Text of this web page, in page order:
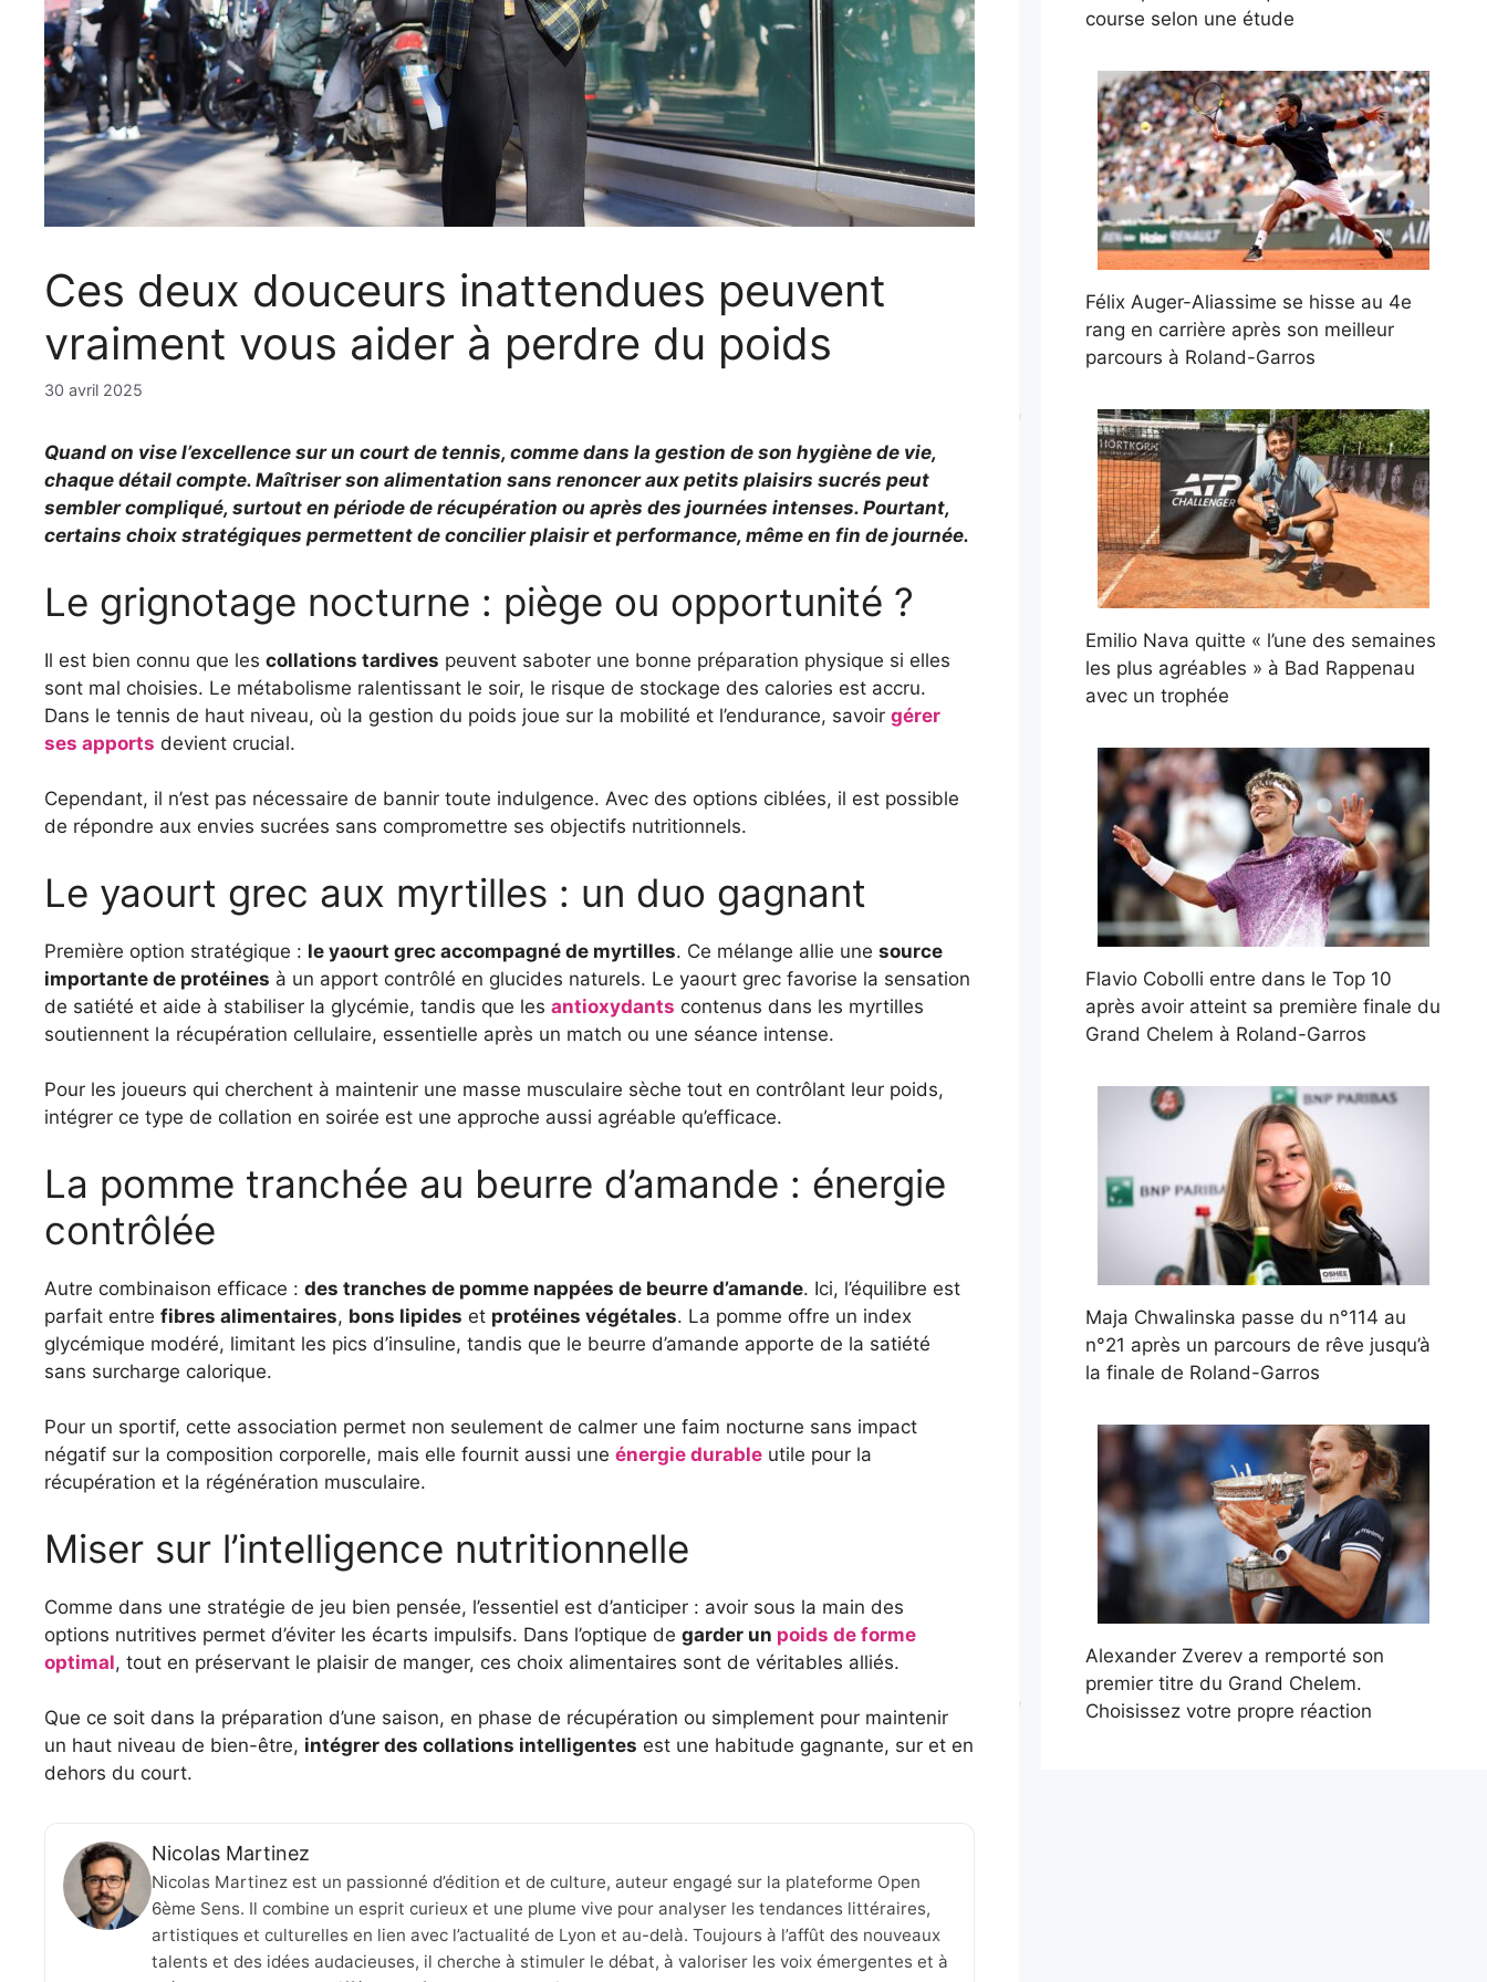
Ces deux douceurs inattendues peuvent
vraiment vous aider à perdre du poids
30 avril 2025
Quand on vise l’excellence sur un court de tennis, comme dans la gestion de son hygiène de vie,
chaque détail compte. Maîtriser son alimentation sans renoncer aux petits plaisirs sucrés peut
sembler compliqué, surtout en période de récupération ou après des journées intenses. Pourtant,
certains choix stratégiques permettent de concilier plaisir et performance, même en fin de journée.
Le grignotage nocturne : piège ou opportunité ?
Il est bien connu que les collations tardives peuvent saboter une bonne préparation physique si elles
sont mal choisies. Le métabolisme ralentissant le soir, le risque de stockage des calories est accru.
Dans le tennis de haut niveau, où la gestion du poids joue sur la mobilité et l’endurance, savoir gérer
ses apports devient crucial.
Cependant, il n’est pas nécessaire de bannir toute indulgence. Avec des options ciblées, il est possible
de répondre aux envies sucrées sans compromettre ses objectifs nutritionnels.
Le yaourt grec aux myrtilles : un duo gagnant
Première option stratégique : le yaourt grec accompagné de myrtilles. Ce mélange allie une source
importante de protéines à un apport contrôlé en glucides naturels. Le yaourt grec favorise la sensation
de satiété et aide à stabiliser la glycémie, tandis que les antioxydants contenus dans les myrtilles
soutiennent la récupération cellulaire, essentielle après un match ou une séance intense.
Pour les joueurs qui cherchent à maintenir une masse musculaire sèche tout en contrôlant leur poids,
intégrer ce type de collation en soirée est une approche aussi agréable qu’efficace.
La pomme tranchée au beurre d’amande : énergie
contrôlée
Autre combinaison efficace : des tranches de pomme nappées de beurre d’amande. Ici, l’équilibre est
parfait entre fibres alimentaires, bons lipides et protéines végétales. La pomme offre un index
glycémique modéré, limitant les pics d’insuline, tandis que le beurre d’amande apporte de la satiété
sans surcharge calorique.
Pour un sportif, cette association permet non seulement de calmer une faim nocturne sans impact
négatif sur la composition corporelle, mais elle fournit aussi une énergie durable utile pour la
récupération et la régénération musculaire.
Miser sur l’intelligence nutritionnelle
Comme dans une stratégie de jeu bien pensée, l’essentiel est d’anticiper : avoir sous la main des
options nutritives permet d’éviter les écarts impulsifs. Dans l’optique de garder un poids de forme
optimal, tout en préservant le plaisir de manger, ces choix alimentaires sont de véritables alliés.
Que ce soit dans la préparation d’une saison, en phase de récupération ou simplement pour maintenir
un haut niveau de bien-être, intégrer des collations intelligentes est une habitude gagnante, sur et en
dehors du court.
Nicolas Martinez
Nicolas Martinez est un passionné d’édition et de culture, auteur engagé sur la plateforme Open
6ème Sens. Il combine un esprit curieux et une plume vive pour analyser les tendances littéraires,
artistiques et culturelles en lien avec l’actualité de Lyon et au-delà. Toujours à l’affût des nouveaux
talents et des idées audacieuses, il cherche à stimuler le débat, à valoriser les voix émergentes et à
course selon une étude
Félix Auger-Aliassime se hisse au 4e
rang en carrière après son meilleur
parcours à Roland-Garros
Emilio Nava quitte « l’une des semaines
les plus agréables » à Bad Rappenau
avec un trophée
Flavio Cobolli entre dans le Top 10
après avoir atteint sa première finale du
Grand Chelem à Roland-Garros
Maja Chwalinska passe du n°114 au
n°21 après un parcours de rêve jusqu’à
la finale de Roland-Garros
Alexander Zverev a remporté son
premier titre du Grand Chelem.
Choisissez votre propre réaction